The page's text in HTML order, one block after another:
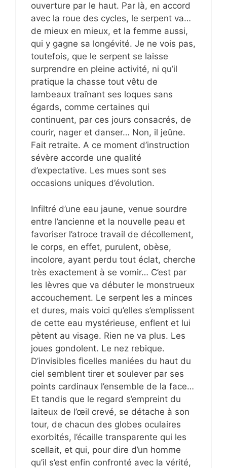
ouverture par le haut. Par là, en accord
avec la roue des cycles, le serpent va…
de mieux en mieux, et la femme aussi,
qui y gagne sa longévité. Je ne vois pas,
toutefois, que le serpent se laisse
surprendre en pleine activité, ni qu’il
pratique la chasse tout vêtu de
lambeaux traînant ses loques sans
égards, comme certaines qui
continuent, par ces jours consacrés, de
courir, nager et danser… Non, il jeûne.
Fait retraite. A ce moment d’instruction
sévère accorde une qualité
d’expectative. Les mues sont ses
occasions uniques d’évolution.
Infiltré d’une eau jaune, venue sourdre
entre l’ancienne et la nouvelle peau et
favoriser l’atroce travail de décollement,
le corps, en effet, purulent, obèse,
incolore, ayant perdu tout éclat, cherche
très exactement à se vomir… C’est par
les lèvres que va débuter le monstrueux
accouchement. Le serpent les a minces
et dures, mais voici qu’elles s’emplissent
de cette eau mystérieuse, enflent et lui
pètent au visage. Rien ne va plus. Les
joues gondolent. Le nez rebique.
D’invisibles ficelles maniées du haut du
ciel semblent tirer et soulever par ses
points cardinaux l’ensemble de la face…
Et tandis que le regard s’empreint du
laiteux de l’œil crevé, se détache à son
tour, de chacun des globes oculaires
exorbités, l’écaille transparente qui les
scellait, et qui, pour dire d’un homme
qu’il s’est enfin confronté avec la vérité,